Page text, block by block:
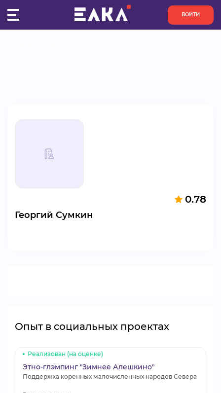
ВОЙТИ
ПРОЕКТЫ
БАЗА ЗНАНИЙ
0.78
Георгий Сумкин
Опыт в социальных проектах
Реализован (на оценке)
Этно-глэмпинг "Зимнее Алешкино"
Поддержка коренных малочисленных народов Севера